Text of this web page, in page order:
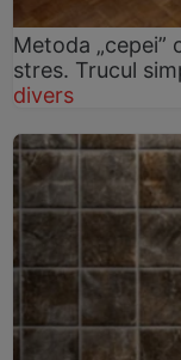
Metoda „cepei”
stres. Trucul
divers